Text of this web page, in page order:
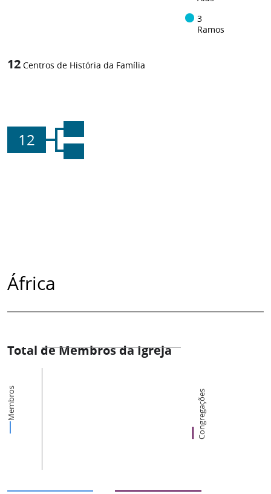
3
Ramos
12 Centros de História da Família
12
África
Total de Membros da Igreja
Membros Congregações